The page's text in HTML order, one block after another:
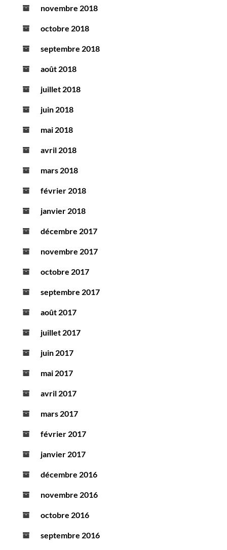
novembre 2018
octobre 2018
septembre 2018
août 2018
juillet 2018
juin 2018
mai 2018
avril 2018
mars 2018
février 2018
janvier 2018
décembre 2017
novembre 2017
octobre 2017
septembre 2017
août 2017
juillet 2017
juin 2017
mai 2017
avril 2017
mars 2017
février 2017
janvier 2017
décembre 2016
novembre 2016
octobre 2016
septembre 2016